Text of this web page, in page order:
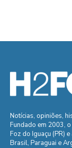
Notícias, opiniões,
Fundado em 2003,
Foz do Iguaçu (PR)
Brasil, Paraguai e